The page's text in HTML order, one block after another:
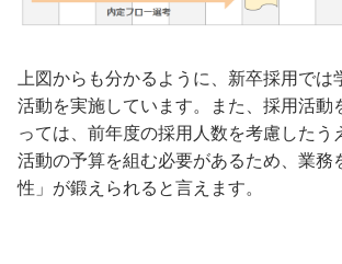
上図からも分かるように、新卒採用では
活動を実施しています。また、採用活動
っては、前年度の採用人数を考慮したう
活動の予算を組む必要があるため、業務
性」が鍛えられると言えます。